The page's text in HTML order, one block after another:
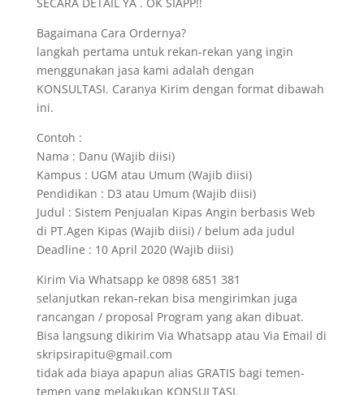
Bagaimana Cara Ordernya?
langkah pertama untuk rekan-rekan yang ingin
menggunakan jasa kami adalah dengan
KONSULTASI. Caranya Kirim dengan format dibawah
ini.
Contoh :
Nama : Danu (Wajib diisi)
Kampus : UGM atau Umum (Wajib diisi)
Pendidikan : D3 atau Umum (Wajib diisi)
Judul : Sistem Penjualan Kipas Angin berbasis Web
di PT.Agen Kipas (Wajib diisi) / belum ada judul
Deadline : 10 April 2020 (Wajib diisi)
Kirim Via Whatsapp ke 0898 6851 381
selanjutkan rekan-rekan bisa mengirimkan juga
rancangan / proposal Program yang akan dibuat.
Bisa langsung dikirim Via Whatsapp atau Via Email di
skripsirapitu@gmail.com
tidak ada biaya apapun alias GRATIS bagi temen-
temen yang melakukan KONSULTASI.